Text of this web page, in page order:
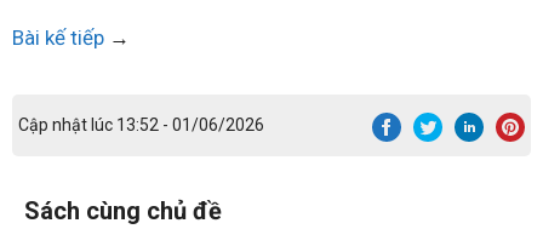
Bài kế tiếp →
Cập nhật lúc 13:52 - 01/06/2026
Sách cùng chủ đề